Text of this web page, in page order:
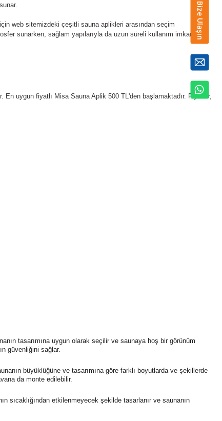
Bize Ulaşın
web sitemizdeki çeşitli sauna aplikleri arasından seçim
sunarken, sağlam yapılarıyla da uzun süreli kullanım imkanı
uygun fiyatlı Misa Sauna Aplik 500 TL'den başlamaktadır. Fiyatlar,
tasarımına uygun olarak seçilir ve saunaya hoş bir görünüm
güvenliğini sağlar.
büyüklüğüne ve tasarımına göre farklı boyutlarda ve şekillerde
da monte edilebilir.
sıcaklığından etkilenmeyecek şekilde tasarlanır ve saunanın